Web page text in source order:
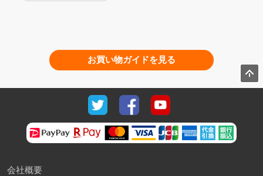
お買い物ガイドを見る
会社概要